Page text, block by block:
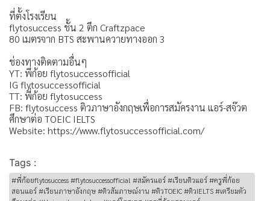
ที่ตั้งโรงเรียน
flytosuccess ชั้น 2 ตึก Craftzpace
80 เมตรจาก BTS สะพานควายทางออก 3
ช่องทางติดตามอื่นๆ
YT: พี่ก้อย flytosuccessofficial
IG flytosuccessofficial
TT: พี่ก้อย flytosuccess
FB: flytosuccess ติวภาษาอังกฤษเพื่อการสมัครงาน แอร์-สจ๊วต
ศึกษาต่อ TOEIC IELTS
Website: https://www.flytosuccessofficial.com/
Tags :
#พี่ก้อยflytosuccess #flytosuccessofficial #สมัครแอร์ #เรียนติวแอร์ #ครูพี่ก้อย
สอนแอร์ #เรียนภาษาอังกฤษ #ติวสัมภาษณ์งาน #ติวTOEIC #ติวIELTS #เตรียมตัว